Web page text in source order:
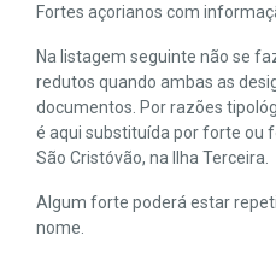
Fortes açorianos com
Na listagem seguinte não se
redutos quando ambas as
documentos. Por razões
é aqui substituída por forte ou
São Cristóvão, na Ilha Terceira.
Algum forte poderá estar
nome.